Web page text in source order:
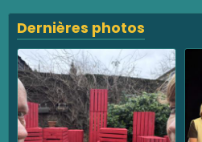
Dernières photos